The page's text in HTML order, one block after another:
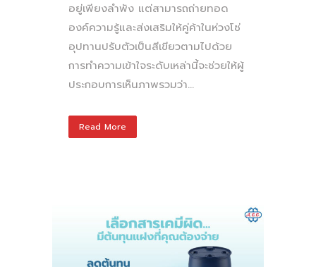
อยู่เพียงลำพัง แต่สามารถถ่ายทอด
องค์ความรู้และส่งเสริมให้คู่ค้าในห่วงโซ่
อุปทานปรับตัวเป็นสีเขียวตามไปด้วย
การทำความเข้าใจระดับเหล่านี้จะช่วยให้ผู้
ประกอบการเห็นภาพรวมว่า...
Read More